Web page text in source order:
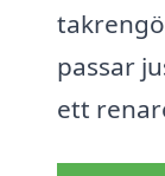
passar
ett